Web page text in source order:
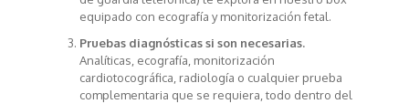
equipado con ecografía y monitorización fetal.
Pruebas diagnósticas si son necesarias.
Analíticas, ecografía, monitorización
cardiotocográfica, radiología o cualquier prueba
complementaria que se requiera, todo dentro del